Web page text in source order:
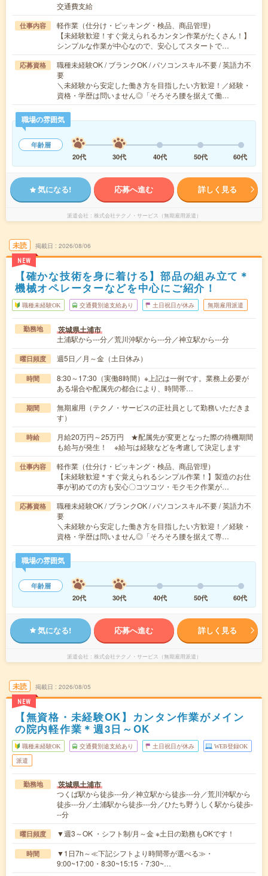
交通費支給
仕事内容
軽作業（仕分け・ピッキング・検品、商品管理）
【未経験歓迎！すぐ覚えられるカンタン作業がたくさん！】
シンプルな作業が中心なので、安心してスタートで…
応募資格
職種未経験OK / ブランクOK / パソコンスキル不要 / 英語力不
要
＼未経験から安定した働き方を目指したい方歓迎！／経験・
資格・学歴は問いません◎「そろそろ腰を据えて働…
職場の雰囲気
年齢層
20代
30代 40代 50代 60代
気になる! 応募へ進む 詳しく見る
派遣会社 株式会社テクノ・サービス（無期雇用派遣）
未読
NEW
掲載日 2026/08/06
【確かな技術を身に着ける】部品の組み立て＊
機械オペレーターなどを中心にご紹介！
職種未経験OK 交通費別途支給あり 土日祝日が休み 無期雇用派遣
勤務地 茨城県土浦市
土浦駅から---分／荒川沖駅から---分／神立駅から---分
曜日頻度 週5日／月～金（土日休み）
時間
8:30～17:30（実働8時間）※上記は一例です。業務上必要が
ある場合や配属先の都合により、時間帯…
期間
無期雇用（テクノ・サービスの正社員として勤務いただきま
す）
時給
月給20万円～25万円 ★配属先が変更となった際の待機期間
も給与が発生！ ※給与は経験などを考慮して決定します
仕事内容
軽作業（仕分け・ピッキング・検品、商品管理）
【未経験歓迎＊すぐ覚えられるシンプル作業！】製造のお仕
事が初めての方も安心〇コツコツ・モクモク作業が…
応募資格
職種未経験OK / ブランクOK / パソコンスキル不要 / 英語力不
要
＼未経験から安定した働き方を目指したい方歓迎！／経験・
資格・学歴は問いません◎「そろそろ腰を据えて専…
職場の雰囲気
年齢層
20代
30代 40代 50代 60代
気になる! 応募へ進む 詳しく見る
派遣会社 株式会社テクノ・サービス（無期雇用派遣）
未読
NEW
掲載日 2026/08/05
【無資格・未経験OK】カンタン作業がメイン
の院内軽作業＊週3日～OK
職種未経験OK 交通費別途支給あり 土日祝日が休み WEB登録OK
派遣
勤務地 茨城県土浦市
つくば駅から徒歩---分／神立駅から徒歩---分／荒川沖駅から
徒歩---分／土浦駅から徒歩---分／ひたち野うしく駅から徒歩-
--分
曜日頻度 ▼週3～OK ・シフト制/月～金 ※土日の勤務もOKです！
時間
▼1日7h～≪下記シフトより時間帯が選べる≫・
9:00~17:00・8:30~15:15・7:30~…